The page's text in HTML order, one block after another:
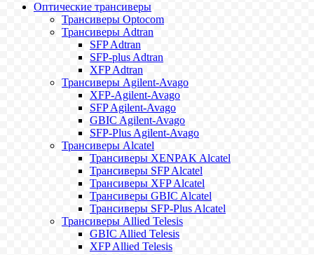
Оптические трансиверы
Трансиверы Optocom
Трансиверы Adtran
SFP Adtran
SFP-plus Adtran
XFP Adtran
Трансиверы Agilent-Avago
XFP-Agilent-Avago
SFP Agilent-Avago
GBIC Agilent-Avago
SFP-Plus Agilent-Avago
Трансиверы Alcatel
Трансиверы XENPAK Alcatel
Трансиверы SFP Alcatel
Трансиверы XFP Alcatel
Трансиверы GBIC Alcatel
Трансиверы SFP-Plus Alcatel
Трансиверы Allied Telesis
GBIC Allied Telesis
XFP Allied Telesis